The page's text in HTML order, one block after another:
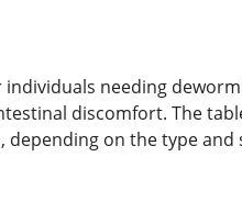
needing
discomfort. The
on the type and